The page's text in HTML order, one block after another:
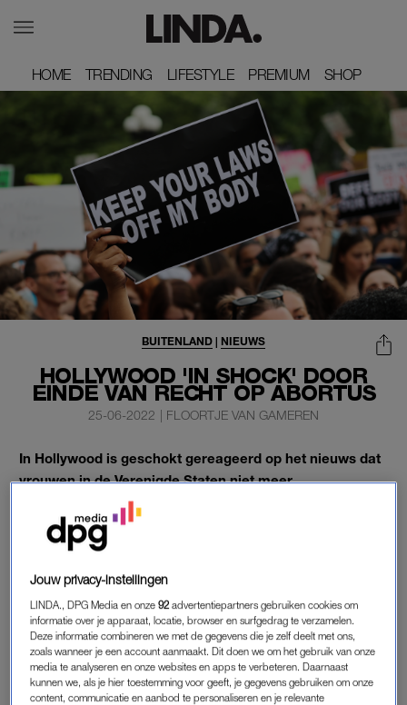
HOME
HOME TRENDING
TRENDING LIFESTYLE
LIFESTYLE PREMIUM
PREMIUM SHOP
SHOP
HOLLYWOOD 'IN SHOCK' DOOR
EINDE VAN RECHT OP ABORTUS
BUITENLAND | NIEUWS
25-06-2022 | FLOORTJE VAN GAMEREN
In Hollywood is geschokt gereageerd op het nieuws dat
vrouwen in de Verenigde Staten niet meer
grondwettelijk het recht hebben op een abortus.
Het Amerikaanse Hooggerechtshof heeft de uitspraak in de
zaak Roe vs Wade verworpen, waardoor vrouwen in de VS in
1973 het recht op abortus kregen.
ABORTUS
“Niemand, niet de regering, niet de politiek en niet het
Jouw privacy-instellingen
LINDA., DPG Media en onze92 advertentiepartners gebruiken cookies om
informatie over je apparaat, locatie, browser en surfgedrag te verzamelen.
Deze informatie combineren we met de gegevens die je zelf deelt met ons,
zoals wanneer je een account aanmaakt. Dit doen we om het gebruik van onze
media te analyseren en onze websites en apps te verbeteren. Daarnaast
kunnen we, als je hier toestemming voor geeft, je gegevens gebruiken om onze
content, communicatie en aanbod te personaliseren en je relevante